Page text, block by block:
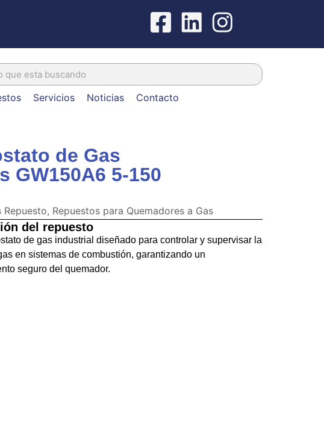
Servicios Noticias Contacto
de Gas
GW150A6 5-150
Repuesto, Repuestos para Quemadores a Gas
del repuesto
de gas industrial diseñado para controlar y supervisar la
en sistemas de combustión, garantizando un
seguro del quemador.